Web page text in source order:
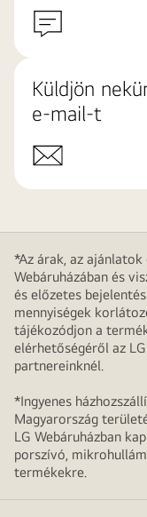
Küldjön
e-mail-t
*Az árak, az
Webáruházában és
és előzetes
mennyiségek
tájékozódjon a
elérhetőségéről az
partnereinknél.
*Ingyenes
Magyarország
LG Webáruházban
porszívó,
termékekre.